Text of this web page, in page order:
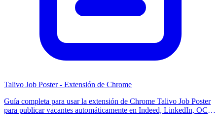
Talivo Job Poster - Extensión de Chrome
Guía completa para usar la extensión de Chrome Talivo Job Poster
para publicar vacantes automáticamente en Indeed, LinkedIn, OCC